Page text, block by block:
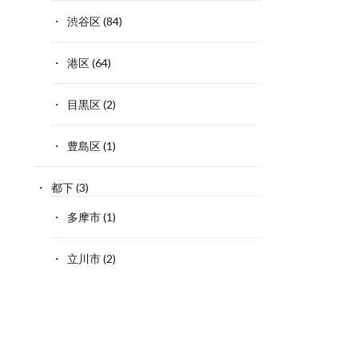
渋谷区(84)
港区(64)
目黒区(2)
豊島区(1)
都下(3)
多摩市(1)
立川市(2)